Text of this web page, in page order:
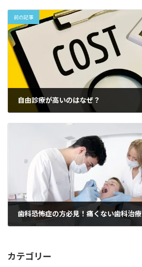
前の記事
自由診療が高いのはなぜ？
歯科恐怖症の方必見！痛くない歯科治療
カテゴリー